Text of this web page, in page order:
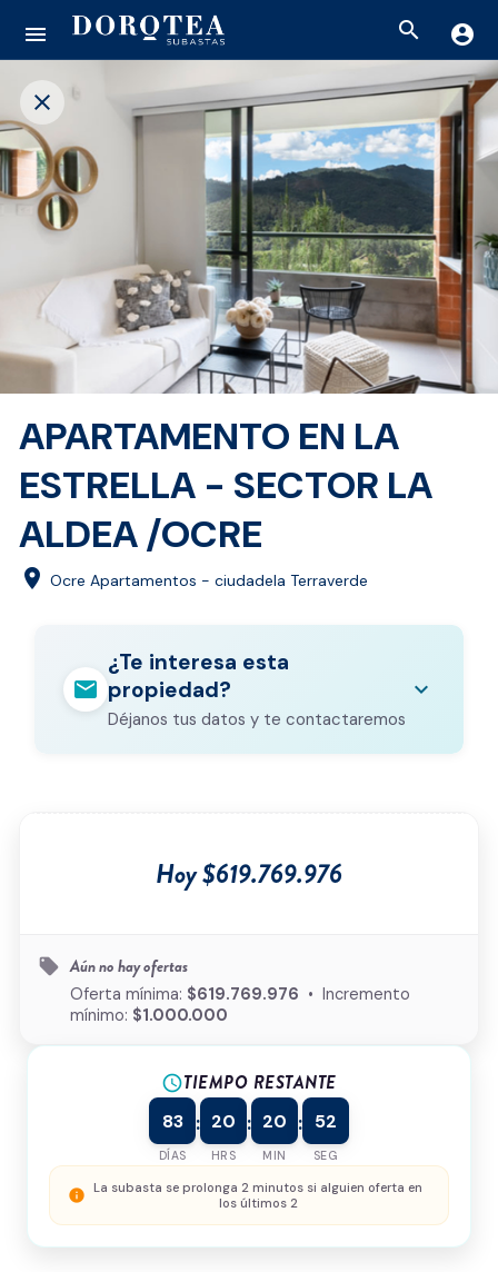
menu search account_circle
close
APARTAMENTO EN LA
ESTRELLA - SECTOR LA
ALDEA /OCRE
location_on Ocre Apartamentos - ciudadela Terraverde
mail
¿Te interesa esta
propiedad?
Déjanos tus datos y te contactaremos
expand_more
Tipo de inmueble *
¿Cómo podemos ayudarte?
0/500
política de privacidady el
datos*
Hoy $619.769.976
local_offer Aún no hay ofertas
Oferta mínima: $619.769.976 • Incremento
mínimo: $1.000.000
scheduleTIEMPO RESTANTE
83
DÍAS
: 20
HRS
: 20
MIN
: 52
SEG
info La subasta se prolonga 2 minutos si alguien oferta en
los últimos 2